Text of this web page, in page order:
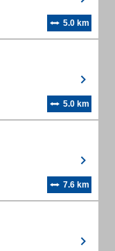
5.0 km
5.0 km
7.6 km